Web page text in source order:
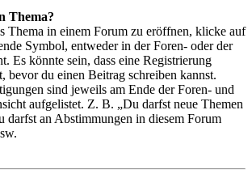
Thema?
Thema in einem Forum zu eröffnen, klicke auf
Symbol, entweder in der Foren- oder der
Es könnte sein, dass eine Registrierung
bevor du einen Beitrag schreiben kannst.
sind jeweils am Ende der Foren- und
aufgelistet. Z. B. „Du darfst neue Themen
darfst an Abstimmungen in diesem Forum